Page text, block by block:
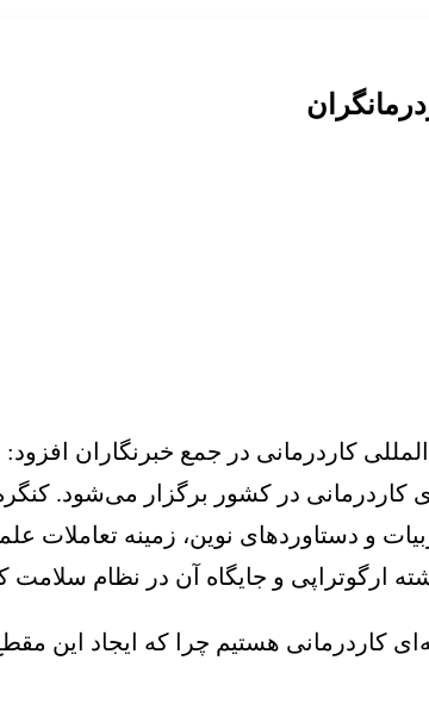
کاردرمانی در جمع خبرنگاران
کاردرمانی در کشور برگزار می‌شود.
و دستاوردهای نوین، زمینه‌ تعاملات
ارگوتراپی و جایگاه آن در نظام سلامت
حرفه‌ای کاردرمانی هستیم چرا که ایجاد